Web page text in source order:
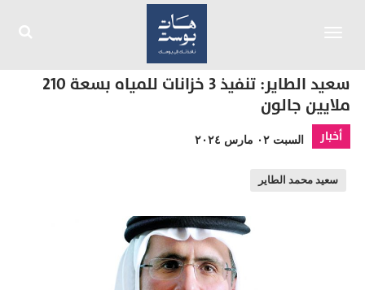
سعيد الطاير: تنفيذ 3 خزانات للمياه بسعة 210
ملايين جالون
أخبار السبت ٠٢ مارس ٢٠٢٤
سعيد محمد الطاير